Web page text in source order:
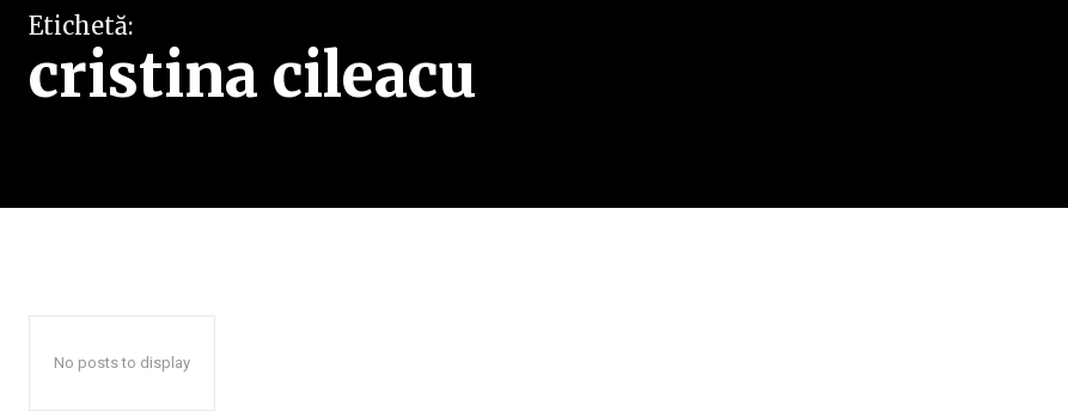
Etichetă:
cristina cileacu
No posts to display